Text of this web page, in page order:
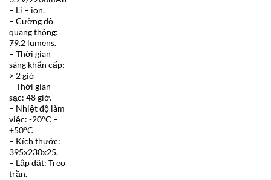
– Li – ion.
– Cường độ
quang thông:
79.2 lumens.
– Thời gian
sáng khẩn cấp:
> 2 giờ
– Thời gian
sạc: 48 giờ.
– Nhiệt độ làm
việc: -20°C –
+50°C
– Kích thước:
395x230x25.
– Lắp đặt: Treo
trần.